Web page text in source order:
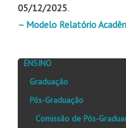
05/12/2025.
– Modelo Relatório
ENSINO
Graduação
Pós-Graduação
Comissão de Pós-